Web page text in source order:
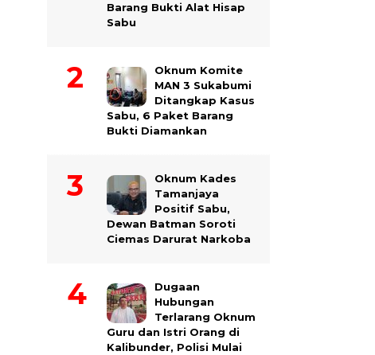
Barang Bukti Alat Hisap
Sabu
Oknum Komite
MAN 3 Sukabumi
Ditangkap Kasus
Sabu, 6 Paket Barang
Bukti Diamankan
Oknum Kades
Tamanjaya
Positif Sabu,
Dewan Batman Soroti
Ciemas Darurat Narkoba
Dugaan
Hubungan
Terlarang Oknum
Guru dan Istri Orang di
Kalibunder, Polisi Mulai